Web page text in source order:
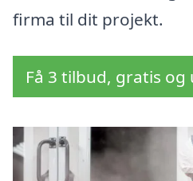
firma til dit projekt.
Få 3 tilbud, gratis